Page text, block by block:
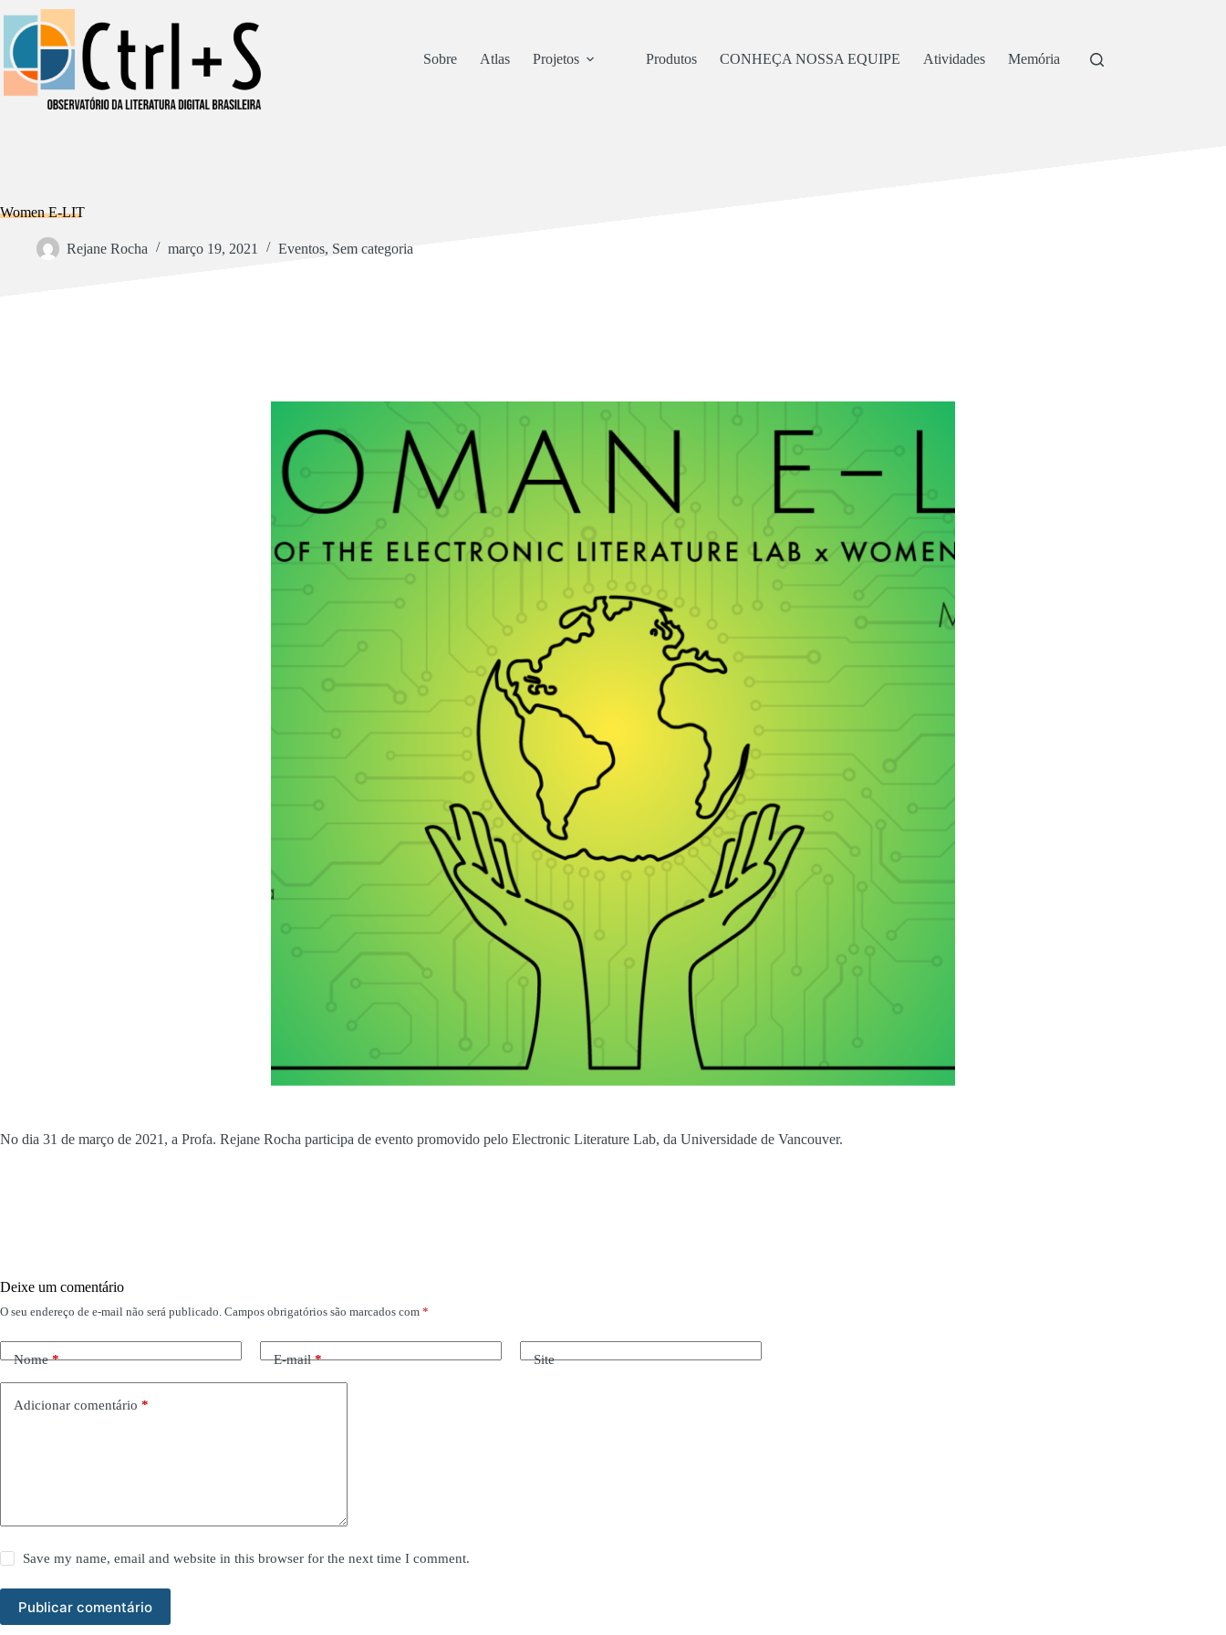
para
conteúdo
Sobre Atlas Projetos Produtos CONHEÇA NOSSA EQUIPE Atividades Memória
Women E-LIT
Rejane Rocha março 19, 2021 Eventos, Sem categoria
No dia 31 de março de 2021, a Profa. Rejane Rocha participa de evento promovido pelo Electronic Literature Lab, da Universidade de Vancouver.
Deixe um comentário
O seu endereço de e-mail não será publicado. Campos obrigatórios são marcados com *
Nome* E-mail* Site
Adicionar comentário *
Save my name, email and website in this browser for the next time I comment.
Publicar comentário